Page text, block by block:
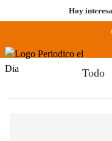
al
Hoy
Menú
Todo